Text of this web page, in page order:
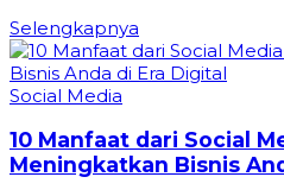
Selengkapnya
Social Media
10 Manfaat dari Social
Meningkatkan Bisnis